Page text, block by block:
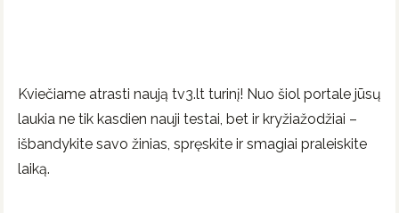
Kviečiame atrasti naują tv3.lt turinį! Nuo šiol portale jūsų
laukia ne tik kasdien nauji testai, bet ir kryžiažodžiai –
išbandykite savo žinias, spręskite ir smagiai praleiskite
laiką.